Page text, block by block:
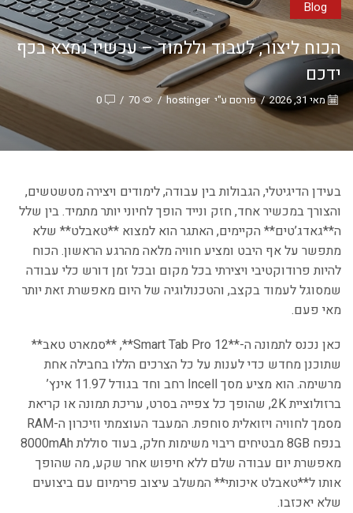
Blog
הכוח ליצור, לעבוד וללמוד – עכשיו נמצא בכף
ידכם
מאי 31, 2026 / פורסם ע"י hostinger
/
70
/
0
בעידן הדיגיטלי, הגבולות בין עבודה, לימודים ויצירה מטשטשים,
והצורך במכשיר אחד, חזק ונייד הופך לחיוני יותר מתמיד. בין שלל
ה**גאדג’טים** הקיימים, האתגר הוא למצוא **טאבלט** שלא
מתפשר על אף היבט ומציע חוויה מלאה מהרגע הראשון. הכוח
להיות פרודוקטיבי ויצירתי בכל מקום ובכל זמן דורש כלי עבודה
שמסוגל לעמוד בקצב, והטכנולוגיה של היום מאפשרת זאת יותר
מאי פעם.
כאן נכנס לתמונה ה-**Smart Tab Pro 12**, **סמארט טאב**
שתוכנן מחדש כדי לענות על כל הצרכים הללו בחבילה אחת
מרשימה. הוא מציע מסך Incell רחב וחד בגודל 11.97 אינץ’
ברזולוציית 2K, שהופך כל צפייה בסרט, עריכת תמונה או קריאת
מסמך לחוויה ויזואלית סוחפת. המעבד העוצמתי וזיכרון ה-RAM
בנפח 8GB מבטיחים ריבוי משימות חלק, בעוד סוללת 8000mAh
מאפשרת יום עבודה שלם ללא חיפוש אחר שקע, מה שהופך
אותו ל**טאבלט איכותי** המשלב עיצוב פרימיום עם ביצועים
שלא יאכזבו.